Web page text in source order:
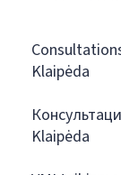
Klaipėda
Klaipėda